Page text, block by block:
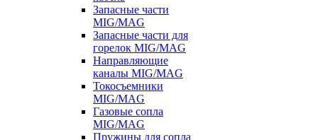
Запасные части
MIG/MAG
Запасные части для
горелок MIG/MAG
Направляющие
каналы MIG/MAG
Токосъемники
MIG/MAG
Газовые сопла
MIG/MAG
Пружины для сопла